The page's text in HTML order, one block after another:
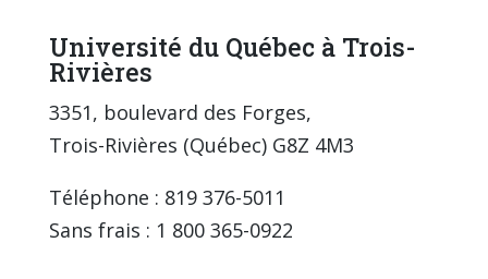
Université du Québec à Trois-
Rivières
3351, boulevard des Forges,
Trois-Rivières (Québec) G8Z 4M3
Téléphone : 819 376-5011
Sans frais : 1 800 365-0922